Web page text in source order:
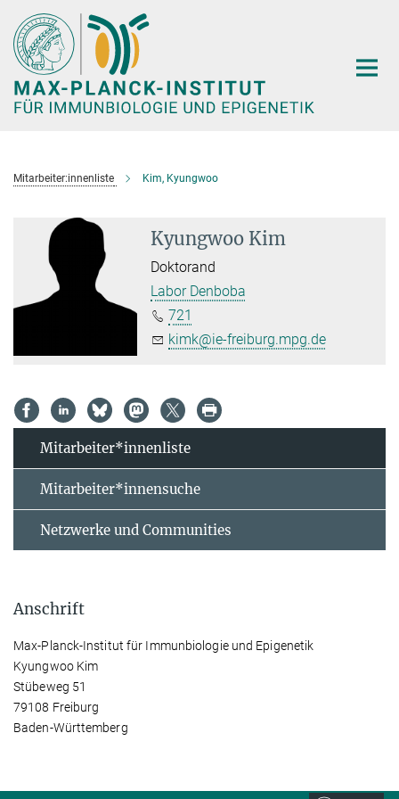
Hauptinhalt
Mitarbeiter:innenliste Kim, Kyungwoo
Kyungwoo Kim
Doktorand
Labor Denboba
721
kimk@ie-freiburg.mpg.de
Mitarbeiter*innenliste
Mitarbeiter*innensuche
Netzwerke und Communities
Anschrift
Max-Planck-Institut für Immunbiologie und Epigenetik
Kyungwoo Kim
Stübeweg 51
79108 Freiburg
Baden-Württemberg